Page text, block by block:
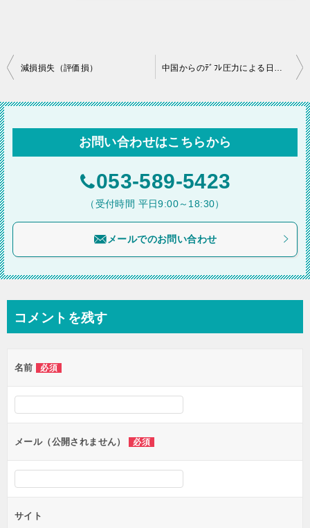
投
ナ
ビ
ゲ
ョ
減損損失（評価損） 中国からのﾃﾞﾌﾚ圧力による日本企業への影響
お問い合わせはこちらから
053-589-5423
（受付時間 平日9:00～18:30）
メールでのお問い合わせ
コメントを残す
名前 必須
メール（公開されません） 必須
サイト